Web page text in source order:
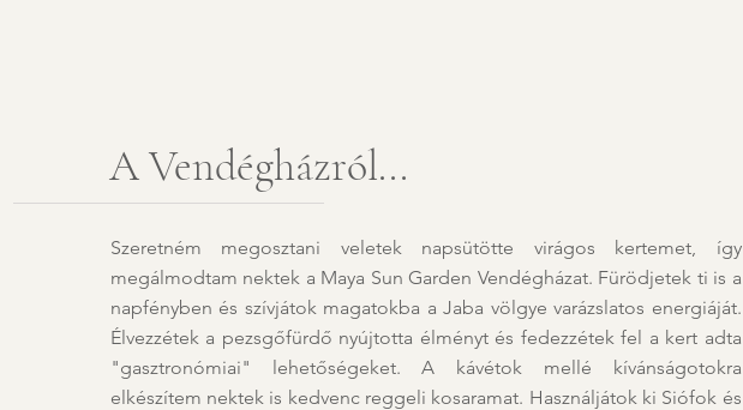
A Vendégházról...
Szeretném megosztani veletek napsütötte virágos kertemet, így
megálmodtam nektek a Maya Sun Garden Vendégházat. Fürödjetek ti is a
napfényben és szívjátok magatokba a Jaba völgye varázslatos energiáját.
Élvezzétek a pezsgőfürdő nyújtotta élményt és fedezzétek fel a kert adta
"gasztronómiai" lehetőségeket. A kávétok mellé kívánságotokra
elkészítem nektek is kedvenc reggeli kosaramat. Használjátok ki Siófok és